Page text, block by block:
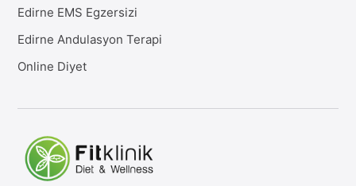
Edirne EMS Egzersizi
Edirne Andulasyon Terapi
Online Diyet